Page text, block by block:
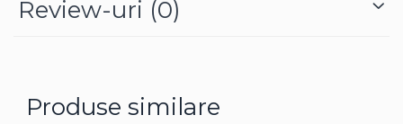
reparatii, mentenanta preventiva si stoc tehnic.
precum injectie plastic, extrudare sau incalzire
industriala, o citire gresita a temperaturii poate duce la
Review-uri (0)
Produse similare